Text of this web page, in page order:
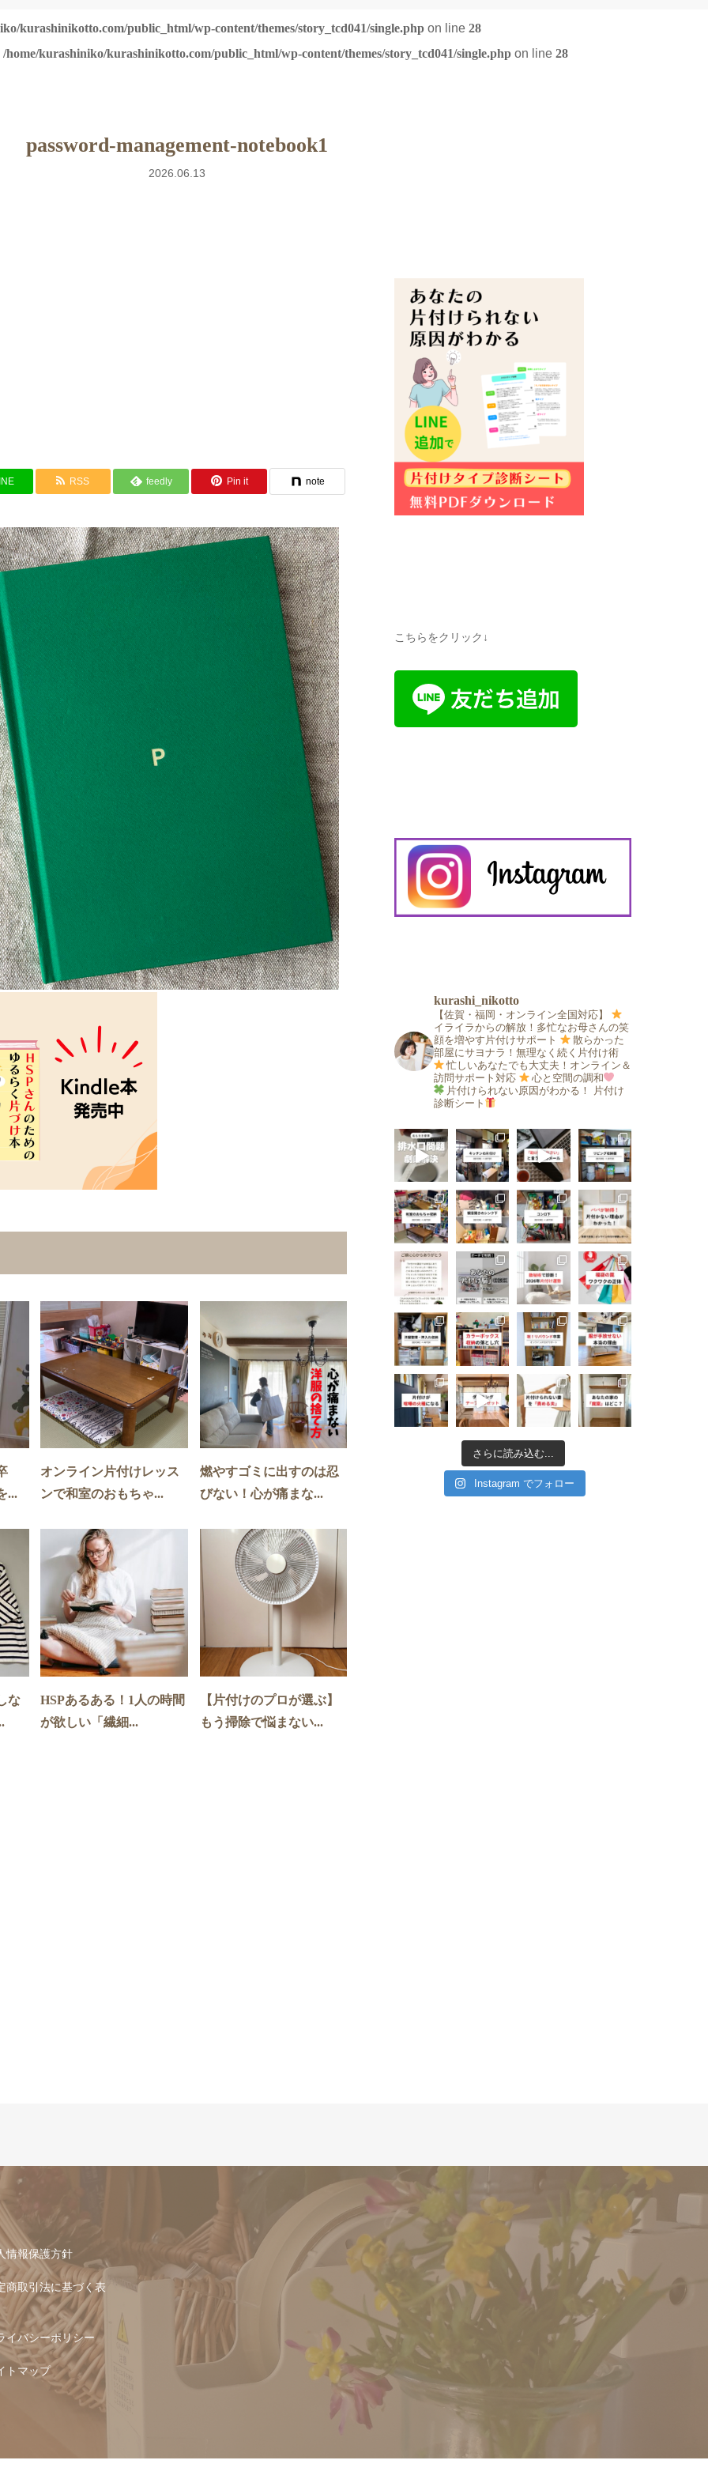
kurashinikotto.com/public_html/wp-content/themes/story_tcd041/single.php on line 28
/home/kurashiniko/kurashinikotto.com/public_html/wp-content/themes/story_tcd041/single.php on line 28
password-management-notebook1
2026.06.13
RSS feedly Pin it note
...
オンライン片付けレッス
ンで和室のおもちゃ...
燃やすゴミに出すのは忍
びない！心が痛まな...
な
HSPあるある！1人の時間
が欲しい「繊細...
【片付けのプロが選ぶ】
もう掃除で悩まない...
こちらをクリック↓
kurashi_nikotto
【佐賀・福岡・オンライン全国対応】
イライラからの解放！多忙なお母さんの笑
顔を増やす片付けサポート
散らかった
部屋にサヨナラ！無理なく続く片付け術
忙しいあなたでも大丈夫！オンライン＆
訪問サポート対応
心と空間の調和
片付けられない原因がわかる！
片付け
診断シート
さらに読み込む...
Instagram でフォロー
情報保護方針
商取引法に基づく表
イバシーポリシー
トマップ